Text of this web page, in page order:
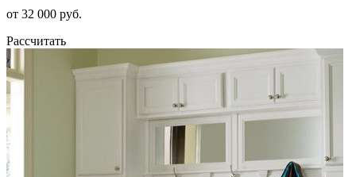
от 32 000 руб.
Рассчитать